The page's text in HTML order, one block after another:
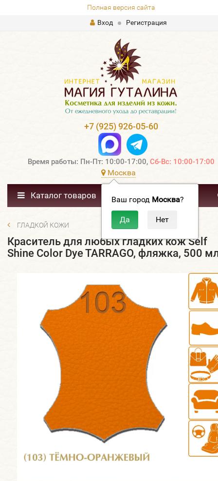
Полная версия сайта
Вход
Регистрация
+7 (925) 926-05-60
Время работы: Пн-Пт: 10:00-17:00, Сб-Вс: 10:00-17:00
Москва
Ваш город Москва?
Каталог товаров
ГЛАДКОЙ КОЖИ
Краситель для любых гладких кож Self
Shine Color Dye TARRAGO, фляжка, 500